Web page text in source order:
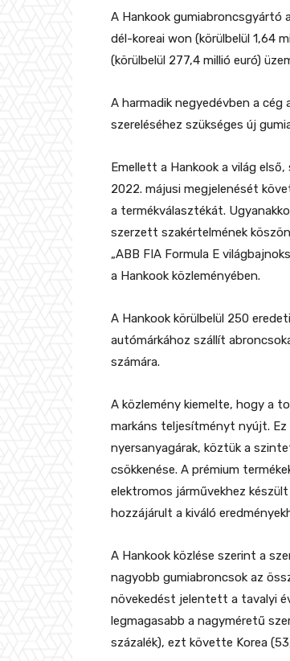
A Hankook gumiabroncsgyártó
dél-koreai won (körülbelül 1,64
(körülbelül 277,4 millió euró)
A harmadik negyedévben a cég
szereléséhez szükséges új
Emellett a Hankook a világ
2022. májusi megjelenését
a termékválasztékát.
szerzett szakértelmének
„ABB FIA Formula E
a Hankook közleményében.
A Hankook körülbelül 250
autómárkához szállít
számára.
A közlemény kiemelte, hogy a
markáns teljesítményt nyújt.
nyersanyagárak, köztük a
csökkenése. A prémium
elektromos járművekhez
hozzájárult a kiváló
A Hankook közlése szerint a
nagyobb gumiabroncsok az
növekedést jelentett a tavalyi
legmagasabb a nagyméretű
százalék), ezt követte Korea